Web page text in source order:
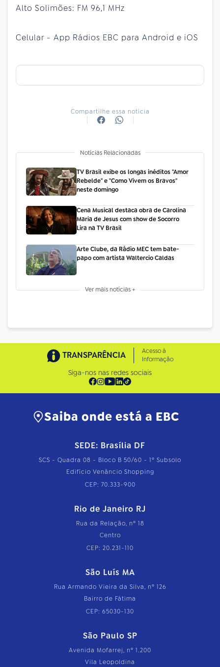
Alto Solimões: FM 96,1 MHz
Celular - App Rádios EBC para Android e iOS
Compartilhe essa notícia
Notícias Relacionadas
TV Brasil exibe os longas inéditos "Amor
Rebelde" e "Como Vivem os Bravos"
neste domingo
Cena Musical destaca obra de Carolina
Maria de Jesus com show de Socorro
Lira na TV Brasil
Arte Clube, da Rádio MEC tem bate-
papo com artista Waltercio Caldas
Ver mais notícias +
TRANSPARÊNCIA
Acesso à
Informação
Siga-nos nas redes sociais
Saiba onde está a EBC
SEDE: Brasília DF
SCS - Quadra 08 - Bloco B 50/60 - 1º Subsolo
Edifício Venâncio Shopping
CEP: 70.333-900
Rio de Janeiro RJ
Rua da Relação, nº 18
Centro
CEP: 20.231-110
São Luís MA
Rua Armando Vieira da Silva, nº 126
Bairro de Fátima
CEP: 65030-130
São Paulo SP
Avenida Mofarrej, nº 1.200
Vila Leopoldina